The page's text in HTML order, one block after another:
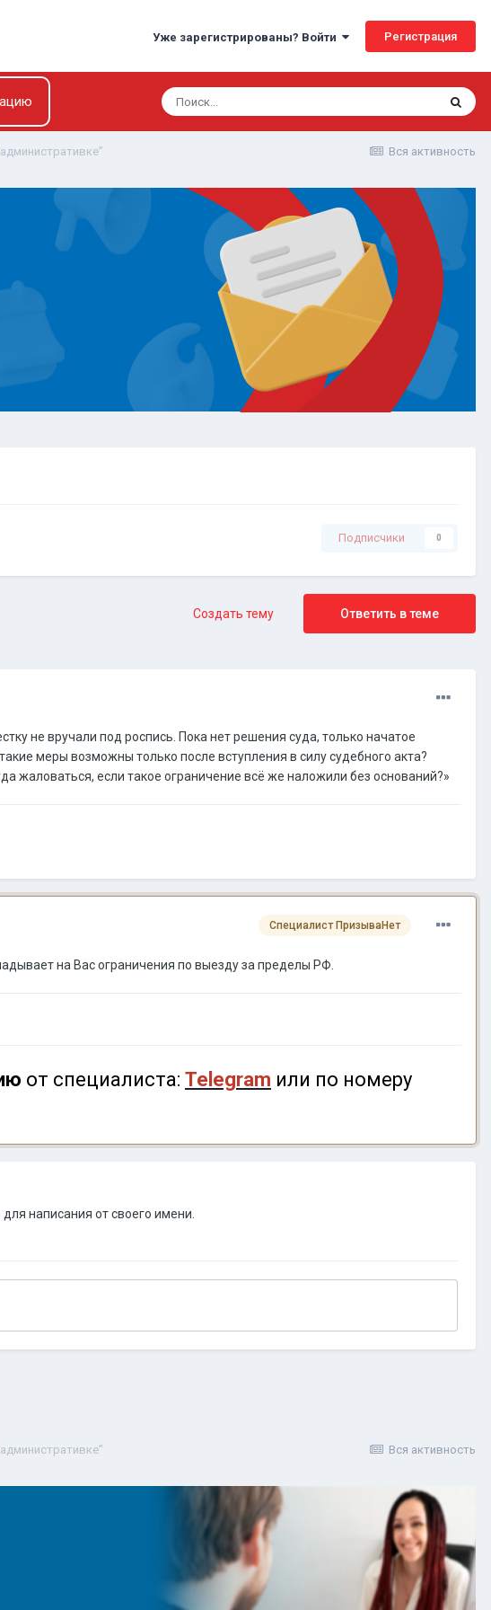
Уже зарегистрированы? Войти Регистрация
Вся активность
Подписчики 0
Ответить в теме
Создать тему
не вручали под роспись. Пока нет решения суда, только начатое
меры возможны только после вступления в силу судебного акта?
жаловаться, если такое ограничение всё же наложили без оснований?»
Специалист ПризываНет
на Вас ограничения по выезду за пределы РФ.
от специалиста: Telegram или по номеру
для написания от своего имени.
Вся активность